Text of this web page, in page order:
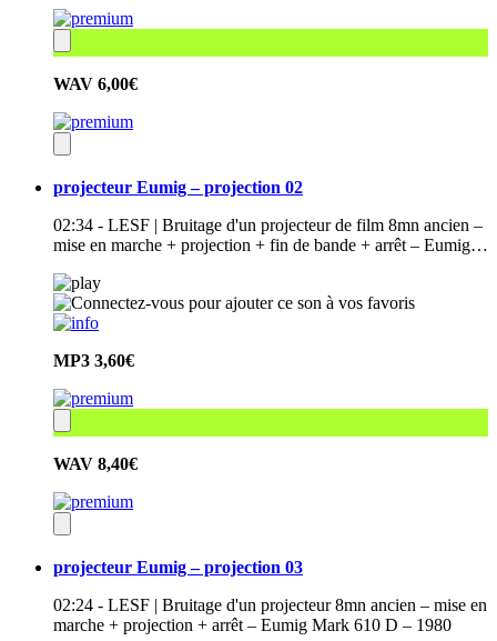
WAV 6,00€
projecteur Eumig – projection 02
02:34 - LESF | Bruitage d'un projecteur de film 8mn ancien –
mise en marche + projection + fin de bande + arrêt – Eumig…
MP3 3,60€
WAV 8,40€
projecteur Eumig – projection 03
02:24 - LESF | Bruitage d'un projecteur 8mn ancien – mise en
marche + projection + arrêt – Eumig Mark 610 D – 1980